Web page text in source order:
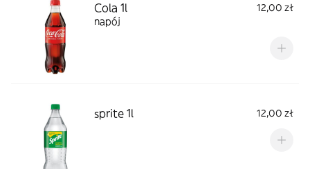
Cola 1l
12,00 zł
napój
sprite 1l 12,00 zł